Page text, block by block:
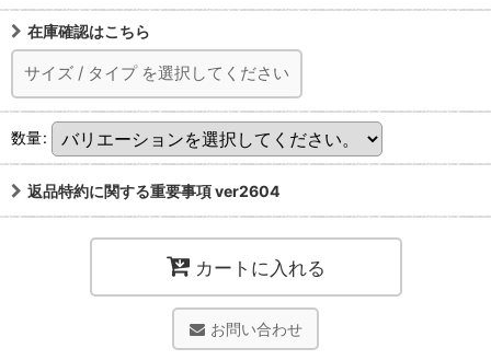
在庫確認はこちら
サイズ / タイプ を選択してください
数量:
返品特約に関する重要事項 ver2604
カートに入れる
お問い合わせ